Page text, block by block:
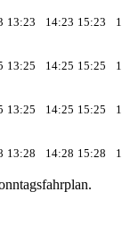
13:23 14:23 15:23
13:25 14:25 15:25
13:25 14:25 15:25
13:28 14:28 15:28